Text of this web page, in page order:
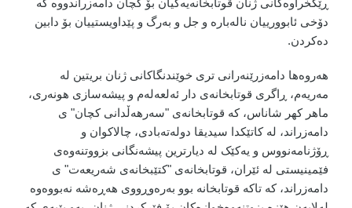
دۆخی ئابوورییان نالەبارە و جل و بەرگ و پێداویستییان بۆ دابین
دەکردن.
هەروەها دامەزرێنەرانی تری خوێندنگاکانی ژنان بریتین لە
مەریەم، ڕاگری قوتابخانەی دار ئەلعەلەم و پیشەسازی هونەری،
ماهر کهر شاناس، کە قوتابخانەی "سەرهەڵدانی کچان" ی
دامەزراند، لە کاتێکدا سیدیقا دولەتەبادی، چالاکوان و
ڕۆژنامەنووس و یەکێک لە دیارترین پیشەنگانی بزووتنەوەی
فێمینیستی لە ئێران، قوتابخانەی "کتێبخانەی شەریعەت" ی
دامەزراند، کە تاکە قوتابخانە بوو بەرەوڕووی هەڕەشە نەبووەوە